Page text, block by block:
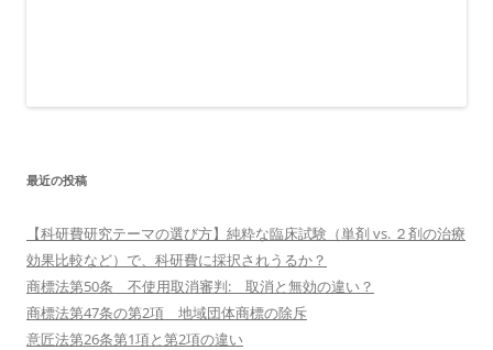
最近の投稿
【科研費研究テーマの選び方】純粋な臨床試験（単剤 vs. ２剤の治療
効果比較など）で、科研費に採択されうるか？
商標法第50条 不使用取消審判: 取消と無効の違い？
商標法第47条の第2項 地域団体商標の除斥
意匠法第26条第1項と第2項の違い